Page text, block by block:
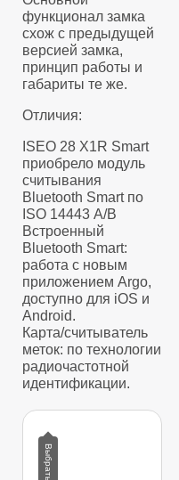
функционал замка
схож с предыдущей
версией замка,
принцип работы и
габариты те же.
Отличия:
ISEO 28 X1R Smart
приобрело модуль
считывания
Bluetooth Smart по
ISO 14443 А/B
Встроенный
Bluetooth Smart:
работа с новым
приложением Argo,
доступно для iOS и
Android.
Карта/считыватель
меток: по технологии
радиочастотной
идентификации.